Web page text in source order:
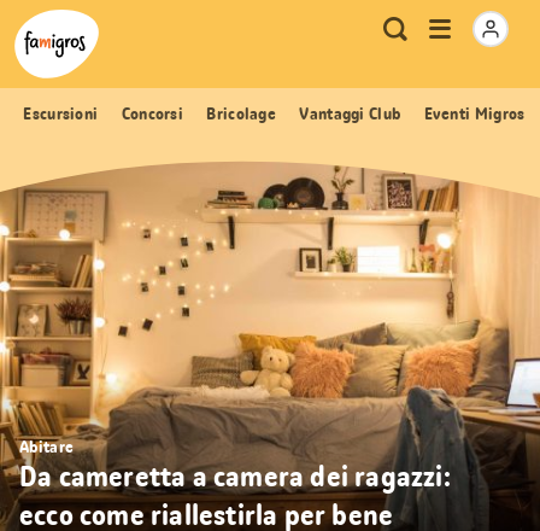
Navigazione
segnalibri
Header
Logo Metanavigazione
Ricerca
Apri
menu
Escursioni Concorsi Bricolage Vantaggi Club Eventi Migros
Abitare
Da cameretta a camera dei ragazzi:
ecco come riallestirla per bene